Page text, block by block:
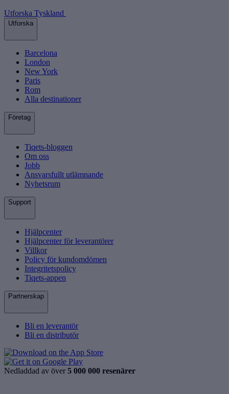
Utforska Tyskland
Utforska
Barcelona
London
New York
Paris
Rom
Alla destinationer
Företag
Tiqets-bloggen
Om oss
Jobb
Ansvarsfullt utlämnande
Nyhetsrum
Support
Hjälpcenter
Hjälpcenter för leverantörer
Villkor
Policy för kundomdömen
Integritetspolicy
Tiqets-appen
Partnerskap
Bli en leverantör
Bli en distributör
Nedladdad av över 5 000 000 resenärer